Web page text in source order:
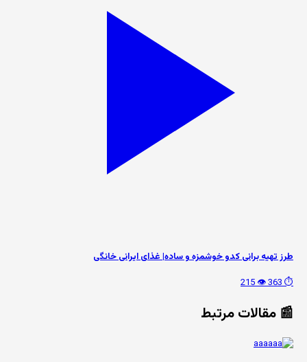
طرز تهیه برانی کدو خوشمزه و ساده| غذای ایرانی خانگی
⏱️ 363
👁️ 215
📰 مقالات مرتبط